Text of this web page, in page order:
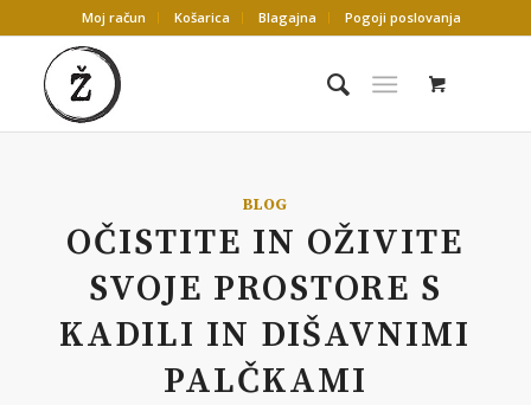
Moj račun Košarica Blagajna Pogoji poslovanja
BLOG
OČISTITE IN OŽIVITE
SVOJE PROSTORE S
KADILI IN DIŠAVNIMI
PALČKAMI